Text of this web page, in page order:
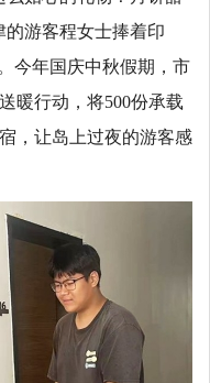
的游客程女士捧着印
今年国庆中秋假期，市
暖行动，将500份承载
，让岛上过夜的游客感